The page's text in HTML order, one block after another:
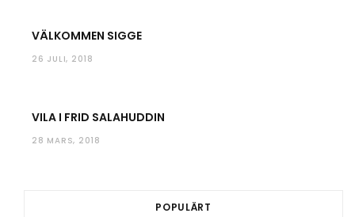
VÄLKOMMEN SIGGE
26 JULI, 2018
VILA I FRID SALAHUDDIN
28 MARS, 2018
POPULÄRT